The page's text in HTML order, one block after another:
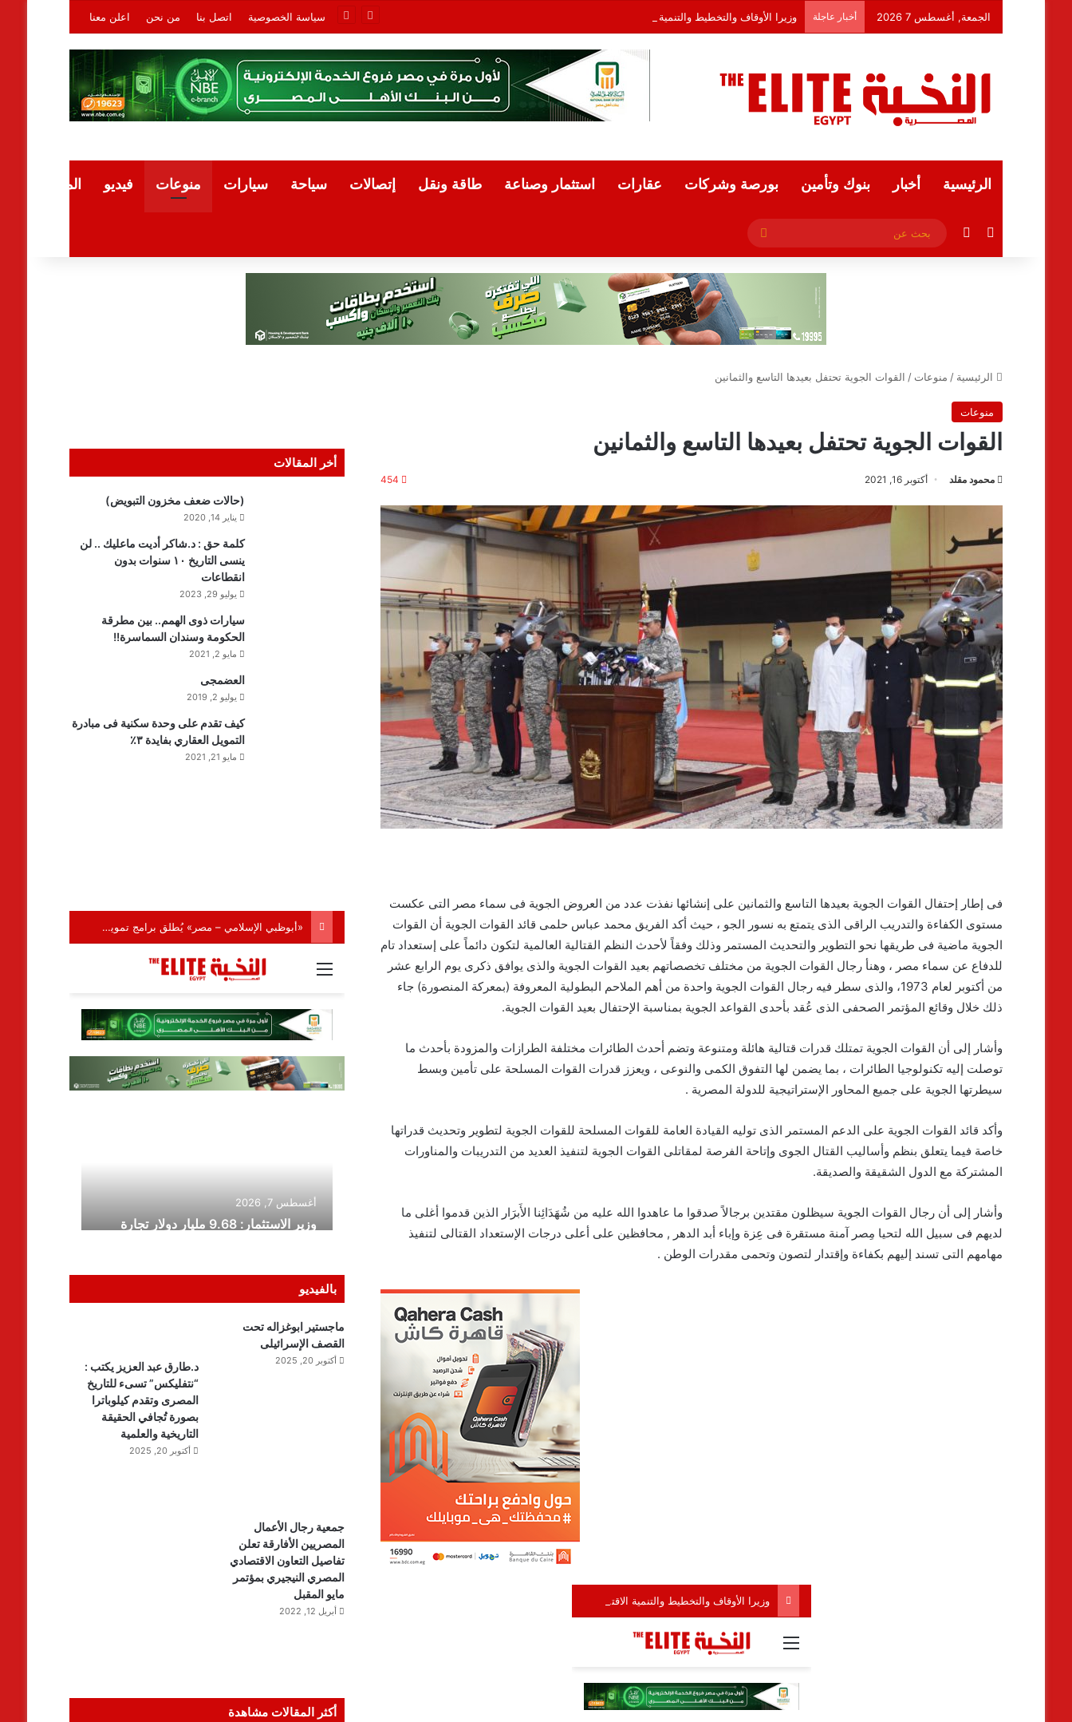
الجمعة, أغسطس 7 2026 أخبار عاجلة وزيرا الأوقاف والتخطيط والتنمية الاقتصادية يبحثان تعزيز التعاون المشترك لدعم جهود التنمية سياسة الخصوصية اتصل بنا من نحن اعلن معنا
الرئيسية أخبار بنوك وتأمين بورصة وشركات عقارات استثمار وصناعة طاقة ونقل إتصالات سياحة سيارات منوعات فيديو المقالات
فيسبوكملخص الموقع RSS
بحث
عن
الرئيسية / منوعات / القوات الجوية تحتفل بعيدها التاسع والثمانين
منوعات
القوات الجوية تحتفل بعيدها التاسع والثمانين
محمود مقلد أكتوبر 16, 2021 454
فى إطار إحتفال القوات الجوية بعيدها التاسع والثمانين على إنشائها نفذت عدد من العروض الجوية فى سماء مصر التى عكست
مستوى الكفاءة والتدريب الراقى الذى يتمتع به نسور الجو ، حيث أكد الفريق محمد عباس حلمى قائد القوات الجوية أن القوات
الجوية ماضية فى طريقها نحو التطوير والتحديث المستمر وذلك وفقاً لأحدث النظم القتالية العالمية لتكون دائماً على إستعداد تام
للدفاع عن سماء مصر ، وهنأ رجال القوات الجوية من مختلف تخصصاتهم بعيد القوات الجوية والذى يوافق ذكرى يوم الرابع عشر
من أكتوبر لعام 1973، والذى سطر فيه رجال القوات الجوية واحدة من أهم الملاحم البطولية المعروفة (بمعركة المنصورة) جاء
ذلك خلال وقائع المؤتمر الصحفى الذى عُقد بأحدى القواعد الجوية بمناسبة الإحتفال بعيد القوات الجوية.
وأشار إلى أن القوات الجوية تمتلك قدرات قتالية هائلة ومتنوعة وتضم أحدث الطائرات مختلفة الطرازات والمزودة بأحدث ما
توصلت إليه تكنولوجيا الطائرات ، بما يضمن لها التفوق الكمى والنوعى ، ويعزز قدرات القوات المسلحة على تأمين وبسط
سيطرتها الجوية على جميع المحاور الإستراتيجية للدولة المصرية .
وأكد قائد القوات الجوية على الدعم المستمر الذى توليه القيادة العامة للقوات المسلحة للقوات الجوية لتطوير وتحديث قدراتها
خاصة فيما يتعلق بنظم وأساليب القتال الجوى وإتاحة الفرصة لمقاتلى القوات الجوية لتنفيذ العديد من التدريبات والمناورات
المشتركة مع الدول الشقيقة والصديقة.
وأشار إلى أن رجال القوات الجوية سيظلون مقتدين برجالاً صدقوا ما عاهدوا الله عليه من شُهَدَائِنا الأَبرَار الذين قدموا أغلى ما
لديهم فى سبيل الله لتحيا مِصر آمنة مستقرة فى عِزة وإباء أبد الدهر , محافظين على أعلى درجات الإستعداد القتالى لتنفيذ
مهامهم التى تسند إليهم بكفاءة وإقتدار لتصون وتحمى مقدرات الوطن .
أخر المقالات
(حالات ضعف مخزون التبويض)
يناير 14, 2020
كلمة حق : د.شاكر أديت ماعليك .. لن
ينسى التاريخ ١٠ سنوات بدون
انقطاعات
يوليو 29, 2023
سيارات ذوى الهمم.. بين مطرقة
الحكومة وسندان السماسرة!!
مايو 2, 2021
العضمجى
يوليو 2, 2019
كيف تقدم على وحدة سكنية فى مبادرة
التمويل العقاري بفايدة ٣٪
مايو 21, 2021
بالفيديو
ماجستير ابوغزاله تحت
القصف الإسرائيلى
أكتوبر 20, 2025
د.طارق عبد العزيز يكتب :
“نتفليكس” تسىء للتاريخ
المصرى وتقدم كيلوباترا
بصورة تُجافي الحقيقة
التاريخية والعلمية
أكتوبر 20, 2025
جمعية رجال الأعمال
المصريين الأفارقة تعلن
تفاصيل التعاون الاقتصادي
المصري النيجيري بمؤتمر
مايو المقبل
أبريل 12, 2022
أكثر المقالات مشاهدة